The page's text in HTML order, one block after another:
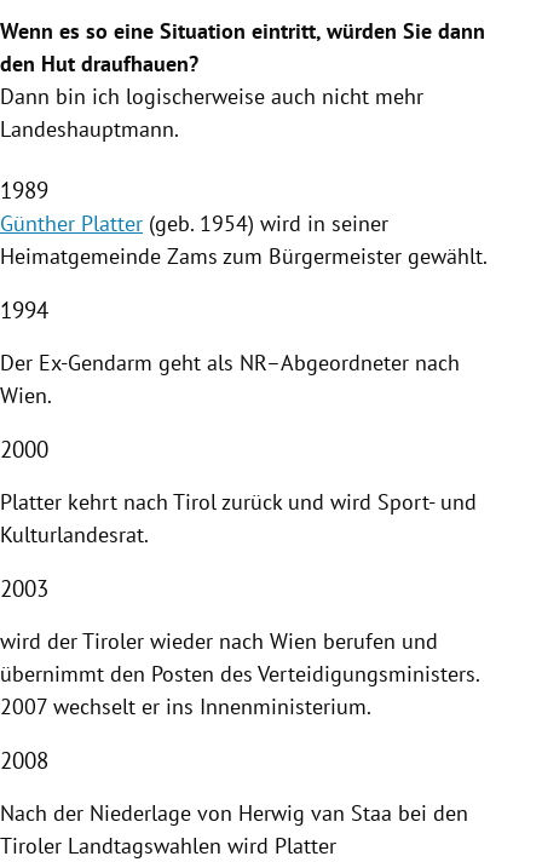
Wenn es so eine Situation eintritt, würden Sie dann
den Hut draufhauen?
Dann bin ich logischerweise auch nicht mehr
Landeshauptmann.
1989
Günther Platter (geb. 1954) wird in seiner
Heimatgemeinde Zams zum Bürgermeister gewählt.
1994
Der Ex-Gendarm geht als NR–Abgeordneter nach
Wien.
2000
Platter kehrt nach Tirolzurück und wird Sport- und
Kulturlandesrat.
2003
wird der Tiroler wieder nach Wien berufen und
übernimmt den Posten des Verteidigungsministers.
2007 wechselt er ins Innenministerium.
2008
Nach der Niederlage von Herwig van Staa bei den
Tiroler Landtagswahlen wird Platter